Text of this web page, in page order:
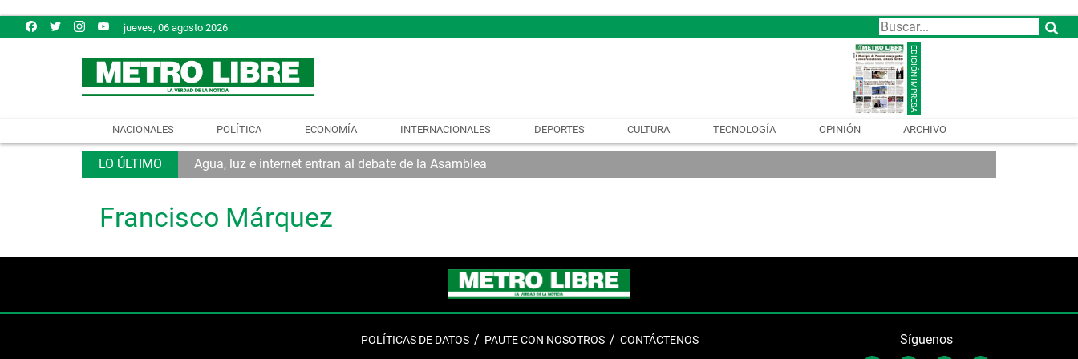
jueves, 06 agosto 2026
NACIONALES POLÍTICA ECONOMÍA INTERNACIONALES DEPORTES CULTURA TECNOLOGÍA OPINIÓN ARCHIVO
Agua, luz e internet entran al debate de la Asamblea
Francisco Márquez
POLÍTICAS DE DATOS PAUTE CON NOSOTROS CONTÁCTENOS Síguenos